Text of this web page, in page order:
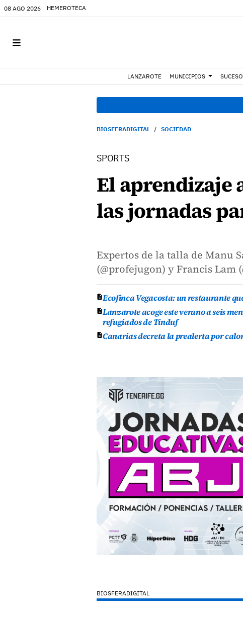
08 AGO 2026 HEMEROTECA
LANZAROTE MUNICIPIOS
BIOSFERADIGITAL SOCIEDAD
SPORTS
El aprendizaje
las jornadas
Expertos de la talla de Manu
(@profejugon) y Francis
Ecofinca Vegacosta: un restaurante
Lanzarote acoge este verano a seis
refugiados de Tinduf
Canarias decreta la prealerta por
BIOSFERADIGITAL